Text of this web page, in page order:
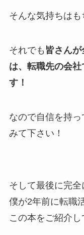
そんな気持ちはも
それでも 皆さん
は、転職先の会
す！
なので自信を持
みて下さい！
そして最後に完全
僕が2年前に転職
この本をご紹介し